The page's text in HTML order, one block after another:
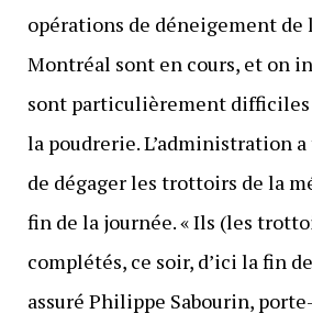
opérations de déneigement de
Montréal sont en cours, et on
sont particulièrement difficiles
la poudrerie. L’administration
de dégager les trottoirs de la
fin de la journée. « Ils (les
complétés, ce soir, d’ici la fin
assuré Philippe Sabourin,